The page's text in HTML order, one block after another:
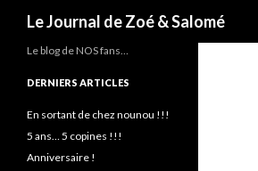
Le Journal de Zoé & Salomé
Le blog de NOS fans…
DERNIERS ARTICLES
En sortant de chez nounou !!!
5 ans… 5 copines !!!
Anniversaire !